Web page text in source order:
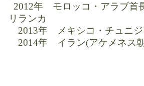
2012年 モロッコ・アラブ首
リランカ
2013年 メキシコ・チュニ
2014年 イラン(アケメネス